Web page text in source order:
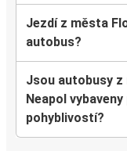
Jezdí z města
autobus?
Jsou autobusy
Neapol
pohyblivostí?